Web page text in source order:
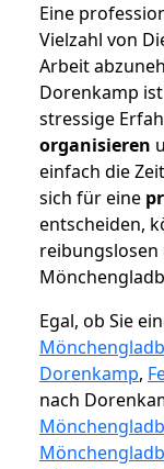
Eine
Vielzahl von
Arbeit
Dorenkamp
stressige
organisieren
einfach die
sich für eine
entscheiden,
Egal, ob Sie
Dorenkamp,
nach